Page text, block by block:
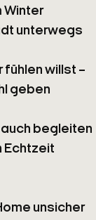
Winter
unterwegs
fühlen willst –
geben
begleiten
Echtzeit
unsicher